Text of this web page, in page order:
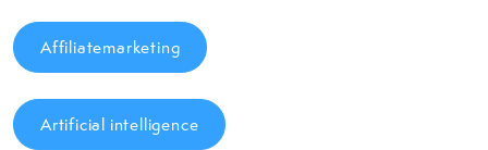
Affiliatemarketing
Artificial intelligence